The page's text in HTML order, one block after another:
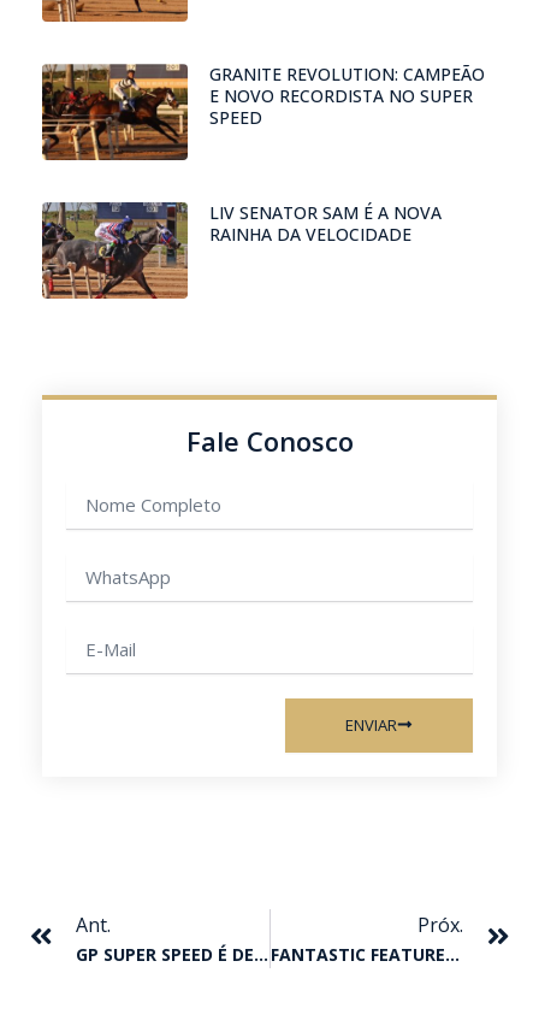
GRANITE REVOLUTION: CAMPEÃO
E NOVO RECORDISTA NO SUPER
SPEED
LIV SENATOR SAM É A NOVA
RAINHA DA VELOCIDADE
Fale Conosco
completo
mail
ENVIAR
Ant.
GP SUPER SPEED É DE MISS APOLITICAL JESS
Próx.
FANTASTIC FEATURE É BICAMPEÃO DO GP ABQM REI DA VELOCIDADE